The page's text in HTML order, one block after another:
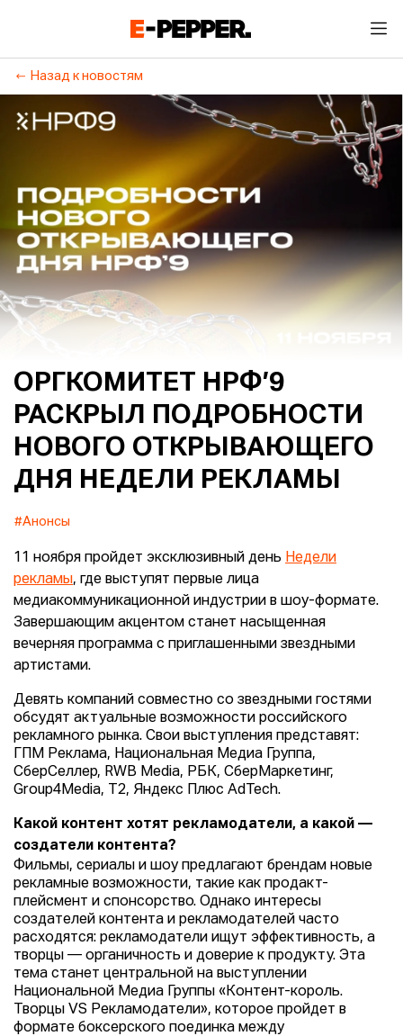
Назад к новостям
ОРГКОМИТЕТ НРФ’9
РАСКРЫЛ ПОДРОБНОСТИ
НОВОГО ОТКРЫВАЮЩЕГО
ДНЯ НЕДЕЛИ РЕКЛАМЫ
#Анонсы
11 ноября пройдет эксклюзивный день Недели
рекламы, где выступят первые лица
медиакоммуникационной индустрии в шоу-формате.
Завершающим акцентом станет насыщенная
вечерняя программа с приглашенными звездными
артистами.
Девять компаний совместно со звездными гостями
обсудят актуальные возможности российского
рекламного рынка. Свои выступления представят:
ГПМ Реклама, Национальная Медиа Группа,
СберСеллер, RWB Media, РБК, СберМаркетинг,
Group4Media, T2, Яндекс Плюс AdTech.
Какой контент хотят рекламодатели, а какой —
создатели контента?
Фильмы, сериалы и шоу предлагают брендам новые
рекламные возможности, такие как продакт-
плейсмент и спонсорство. Однако интересы
создателей контента и рекламодателей часто
расходятся: рекламодатели ищут эффективность, а
творцы — органичность и доверие к продукту. Эта
тема станет центральной на выступлении
Национальной Медиа Группы «Контент-король.
Творцы VS Рекламодатели», которое пройдет в
формате боксерского поединка между